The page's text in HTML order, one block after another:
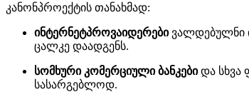
კანონპროექტის თანახმად:
ინტერნეტპროვაიდერებივალდებულნი
ცალკე დაადგენს.
სომხური კომერციული ბანკებიდა სხვა
სასარგებლოდ.